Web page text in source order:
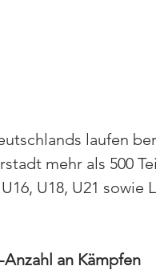
laufen
mehr als 500
U18, U21 sowie
an Kämpfen